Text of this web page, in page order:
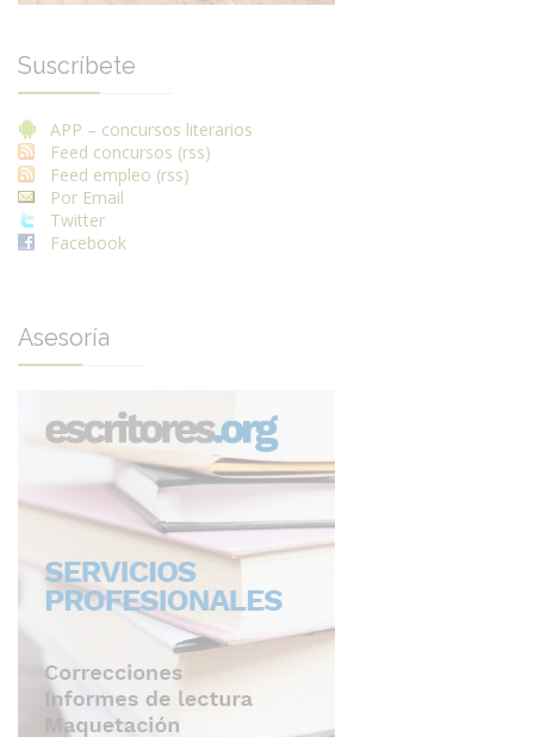
Suscríbete
APP – concursos literarios
Feed concursos (rss)
Feed empleo (rss)
Por Email
Twitter
Facebook
Asesoría